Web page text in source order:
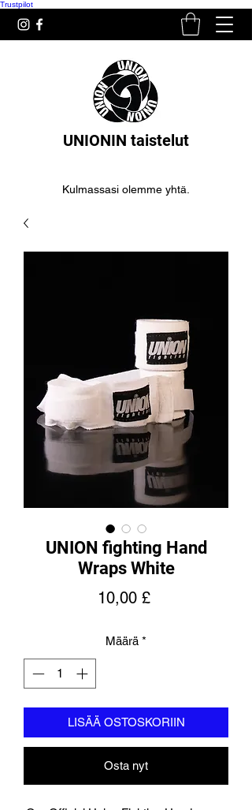
Trustpilot
UNIONIN taistelut
Kulmassasi olemme yhtä.
UNION fighting Hand
Wraps White
10,00 £Hinta
Määrä *
LISÄÄ OSTOSKORIIN
Osta nyt